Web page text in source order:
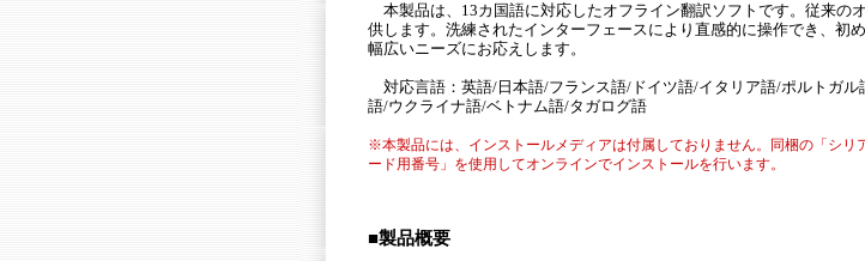
本製品は、13カ国語に対応したオフライン翻訳ソフトです。従来の
供します。洗練されたインターフェースにより直感的に操作でき、初
幅広いニーズにお応えします。
対応言語：英語/日本語/フランス語/ドイツ語/イタリア語/ポルトガ
語/ウクライナ語/ベトナム語/タガログ語
※本製品には、インストールメディアは付属しておりません。同梱の「シリ
ード用番号」を使用してオンラインでインストールを行います。
■製品概要